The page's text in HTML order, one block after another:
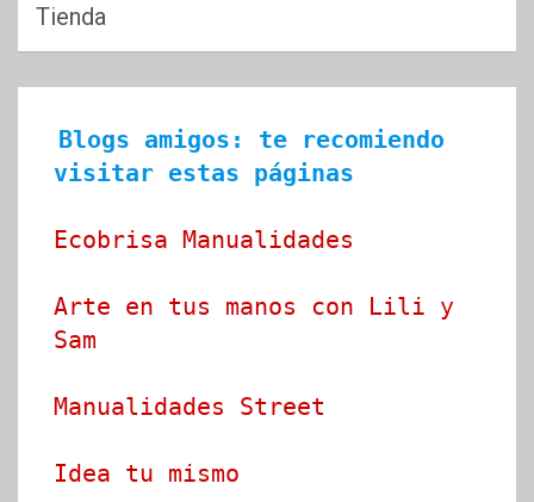
Tienda
Blogs amigos: te recomiendo
visitar estas páginas
Ecobrisa Manualidades
Arte en tus manos con Lili y
Sam
Manualidades Street
Idea tu mismo